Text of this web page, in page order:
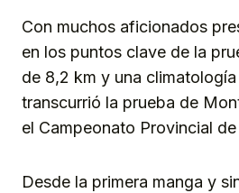
Con muchos aficionados
en los puntos clave de la
de 8,2 km y una
transcurrió la prueba de
el Campeonato Provincial de
Desde la primera manga y